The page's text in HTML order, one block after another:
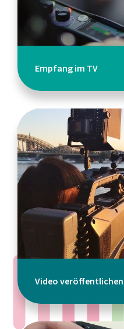
Empfang im TV
Video veröffentlichen